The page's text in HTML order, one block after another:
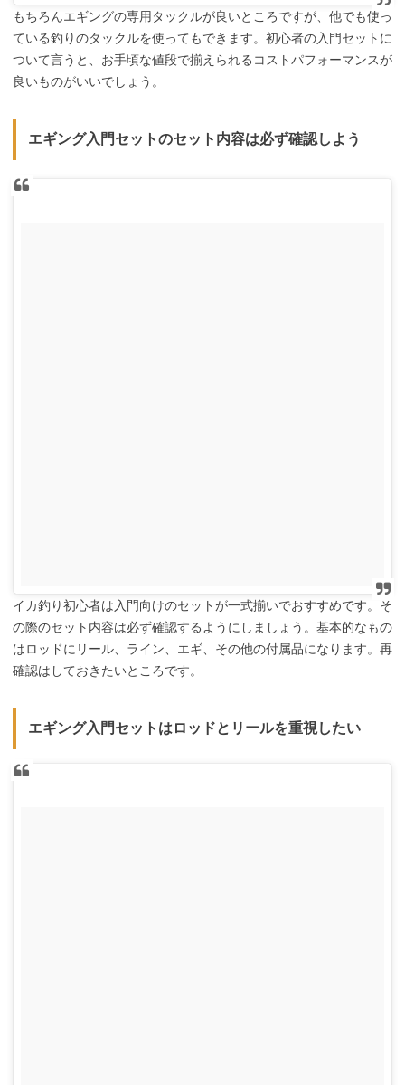
もちろんエギングの専用タックルが良いところですが、他でも使っ
ている釣りのタックルを使ってもできます。初心者の入門セットに
ついて言うと、お手頃な値段で揃えられるコストパフォーマンスが
良いものがいいでしょう。
エギング入門セットのセット内容は必ず確認しよう
イカ釣り初心者は入門向けのセットが一式揃いでおすすめです。そ
の際のセット内容は必ず確認するようにしましょう。基本的なもの
はロッドにリール、ライン、エギ、その他の付属品になります。再
確認はしておきたいところです。
エギング入門セットはロッドとリールを重視したい